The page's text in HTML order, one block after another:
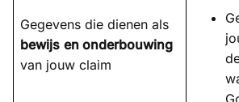
Gegevens die dienen als
bewijs en onderbouwing
van jouw claim